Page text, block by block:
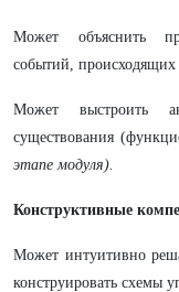
Может объяснить
событий, происходящих
Может выстроить
существования
этапе модуля).
Конструктивные
Может интуитивно
конструировать схемы